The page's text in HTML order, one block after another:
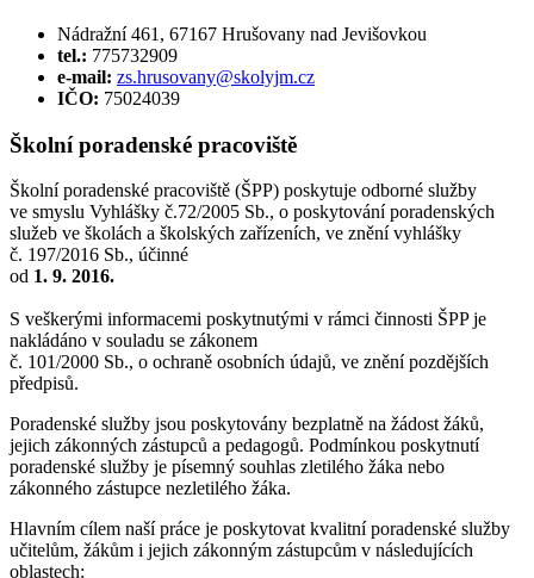
Nádražní 461, 67167 Hrušovany nad Jevišovkou
tel.: 775732909
e-mail: zs.hrusovany@skolyjm.cz
IČO: 75024039
Školní poradenské pracoviště
Školní poradenské pracoviště (ŠPP) poskytuje odborné služby
ve smyslu Vyhlášky č.72/2005 Sb., o poskytování poradenských
služeb ve školách a školských zařízeních, ve znění vyhlášky
č. 197/2016 Sb., účinné
od 1. 9. 2016.
S veškerými informacemi poskytnutými v rámci činnosti ŠPP je
nakládáno v souladu se zákonem
č. 101/2000 Sb., o ochraně osobních údajů, ve znění pozdějších
předpisů.
Poradenské služby jsou poskytovány bezplatně na žádost žáků,
jejich zákonných zástupců a pedagogů. Podmínkou poskytnutí
poradenské služby je písemný souhlas zletilého žáka nebo
zákonného zástupce nezletilého žáka.
Hlavním cílem naší práce je poskytovat kvalitní poradenské služby
učitelům, žákům i jejich zákonným zástupcům v následujících
oblastech: